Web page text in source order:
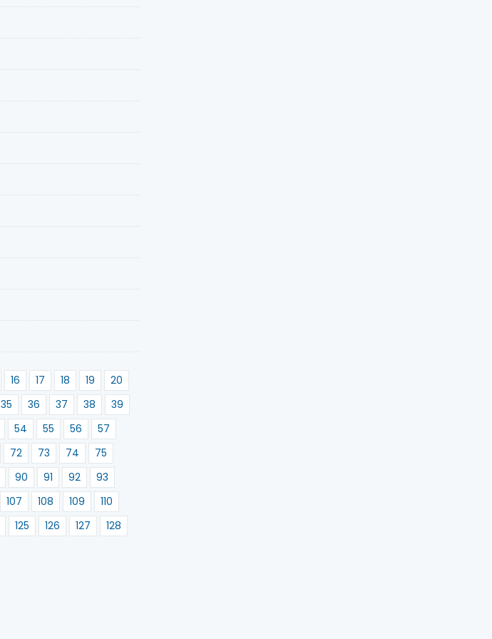
16 17 18 19
20
35 36 37 38
39
54 55 56
57
72 73 74
75
90 91 92
93
107 108 109
110
125 126 127
128